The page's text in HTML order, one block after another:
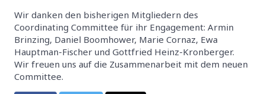
Wir danken den bisherigen Mitgliedern des
Coordinating Committee für ihr Engagement: Armin
Brinzing, Daniel Boomhower, Marie Cornaz, Ewa
Hauptman-Fischer und Gottfried Heinz-Kronberger.
Wir freuen uns auf die Zusammenarbeit mit dem neuen
Committee.